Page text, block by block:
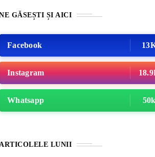
GĂSEȘTI ȘI AICI
Facebook
Instagram
Whatsapp 50k
LUNII